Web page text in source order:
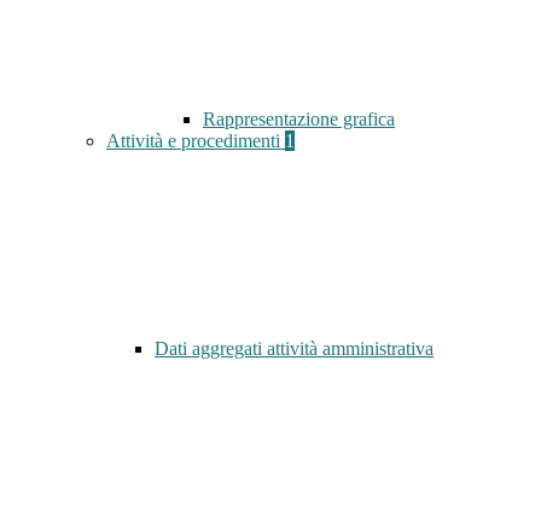
Rappresentazione grafica
Attività e procedimenti 1
Dati aggregati attività amministrativa